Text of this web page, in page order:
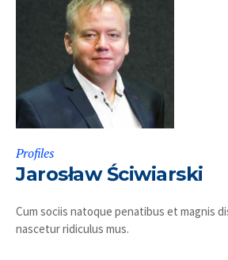
Profiles
Jarosław Ściwiarski
Cum sociis natoque penatibus et magnis
nascetur ridiculus mus.